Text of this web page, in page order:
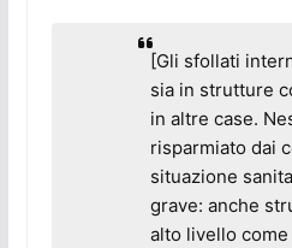
[Gli sfollati
sia in strutture
in altre case.
risparmiato dai
situazione
grave: anche
alto livello